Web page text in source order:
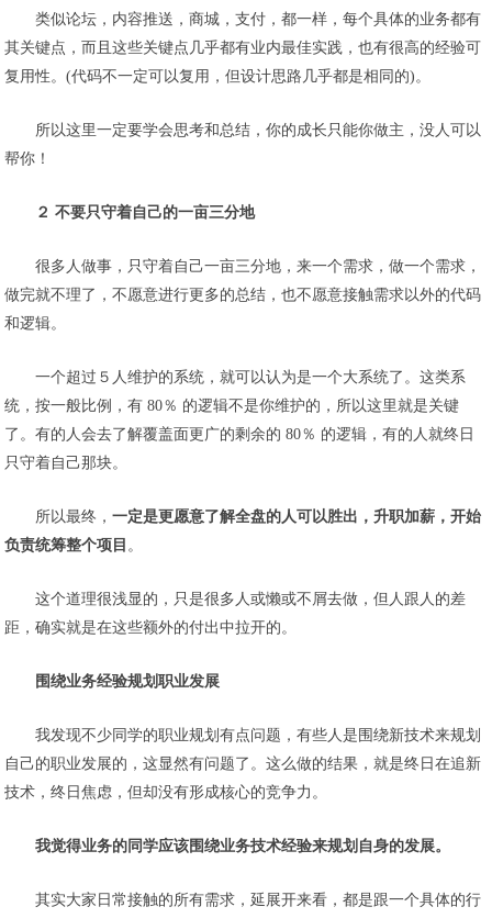
类似论坛，内容推送，商城，支付，都一样，每个具体的业务都有
其关键点，而且这些关键点几乎都有业内最佳实践，也有很高的经验可
复用性。(代码不一定可以复用，但设计思路几乎都是相同的)。
所以这里一定要学会思考和总结，你的成长只能你做主，没人可以
帮你！
２ 不要只守着自己的一亩三分地
很多人做事，只守着自己一亩三分地，来一个需求，做一个需求，
做完就不理了，不愿意进行更多的总结，也不愿意接触需求以外的代码
和逻辑。
一个超过５人维护的系统，就可以认为是一个大系统了。这类系
统，按一般比例，有 80％ 的逻辑不是你维护的，所以这里就是关键
了。有的人会去了解覆盖面更广的剩余的 80％ 的逻辑，有的人就终日
只守着自己那块。
所以最终，一定是更愿意了解全盘的人可以胜出，升职加薪，开始
负责统筹整个项目 。
这个道理很浅显的，只是很多人或懒或不屑去做，但人跟人的差
距，确实就是在这些额外的付出中拉开的。
围绕业务经验规划职业发展
我发现不少同学的职业规划有点问题，有些人是围绕新技术来规划
自己的职业发展的，这显然有问题了。这么做的结果，就是终日在追新
技术，终日焦虑，但却没有形成核心的竞争力。
我觉得业务的同学应该围绕业务技术经验来规划自身的发展。
其实大家日常接触的所有需求，延展开来看，都是跟一个具体的行